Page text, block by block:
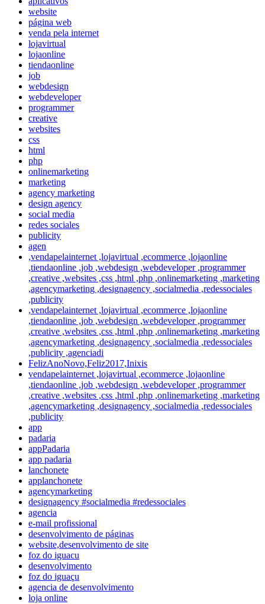
website
página web
venda pela internet
lojavirtual
lojaonline
tiendaonline
job
webdesign
webdeveloper
programmer
creative
websites
css
html
php
onlinemarketing
marketing
agency marketing
design agency
social media
redes sociales
publicity
agen
,vendapelainternet ,lojavirtual ,ecommerce ,lojaonline
,tiendaonline ,job ,webdesign ,webdeveloper ,programmer
,creative ,websites ,css ,html ,php ,onlinemarketing ,marketing
,agencymarketing ,designagency ,socialmedia ,redessociales
,publicity
,vendapelainternet ,lojavirtual ,ecommerce ,lojaonline
,tiendaonline ,job ,webdesign ,webdeveloper ,programmer
,creative ,websites ,css ,html ,php ,onlinemarketing ,marketing
,agencymarketing ,designagency ,socialmedia ,redessociales
,publicity ,agenciadi
FelizAnoNovo,Feliz2017,Inixis
vendapelainternet ,lojavirtual ,ecommerce ,lojaonline
,tiendaonline ,job ,webdesign ,webdeveloper ,programmer
,creative ,websites ,css ,html ,php ,onlinemarketing ,marketing
,agencymarketing ,designagency ,socialmedia ,redessociales
,publicity
app
padaria
appPadaria
app padaria
lanchonete
applanchonete
agencymarketing
designagency #socialmedia #redessociales
agencia
e-mail profissional
desenvolvimento de páginas
website,desenvolvimento de site
foz do iguacu
desenvolvimento
foz do iguaçu
agencia de desenvolvimento
loja online